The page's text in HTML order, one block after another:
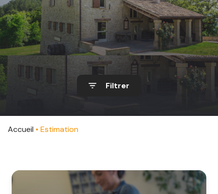
ESTIMATION
ALERTE
E-MAIL
L'ÉQUIPE
Filtrer
Accueil Estimation